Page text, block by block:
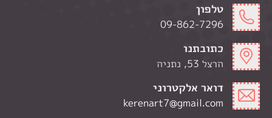
טלפון
09-862-7296
כתובתנו
הרצל 53, נתניה
דואר אלקטרוני
kerenart7@gmail.com